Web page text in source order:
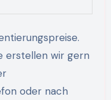
erstellen wir gern
oder nach